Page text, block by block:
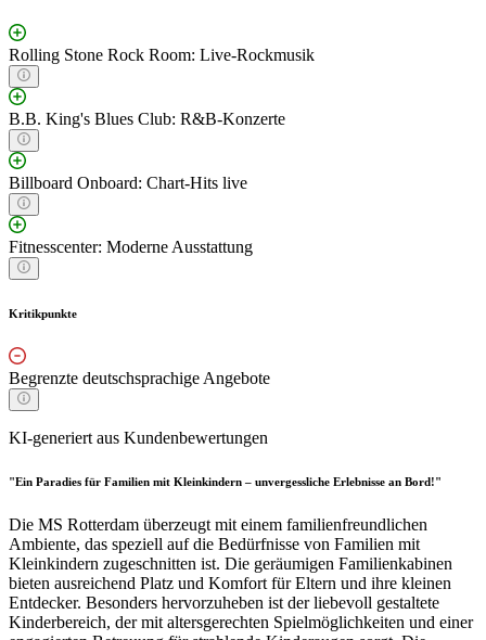
Rolling Stone Rock Room: Live-Rockmusik
B.B. King's Blues Club: R&B-Konzerte
Billboard Onboard: Chart-Hits live
Fitnesscenter: Moderne Ausstattung
Kritikpunkte
Begrenzte deutschsprachige Angebote
KI-generiert aus Kundenbewertungen
"Ein Paradies für Familien mit Kleinkindern – unvergessliche Erlebnisse an Bord!"
Die MS Rotterdam überzeugt mit einem familienfreundlichen
Ambiente, das speziell auf die Bedürfnisse von Familien mit
Kleinkindern zugeschnitten ist. Die geräumigen Familienkabinen
bieten ausreichend Platz und Komfort für Eltern und ihre kleinen
Entdecker. Besonders hervorzuheben ist der liebevoll gestaltete
Kinderbereich, der mit altersgerechten Spielmöglichkeiten und einer